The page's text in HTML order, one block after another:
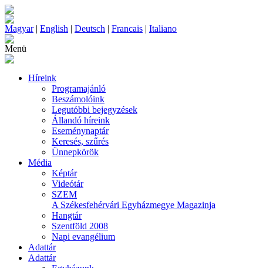
Magyar| English | Deutsch | Francais | Italiano
Menü
Híreink
Programajánló
Beszámolóink
Legutóbbi bejegyzések
Állandó híreink
Eseménynaptár
Keresés, szűrés
Ünnepkörök
Média
Képtár
Videótár
SZEM
A Székesfehérvári Egyházmegye Magazinja
Hangtár
Szentföld 2008
Napi evangélium
Adattár
Adattár